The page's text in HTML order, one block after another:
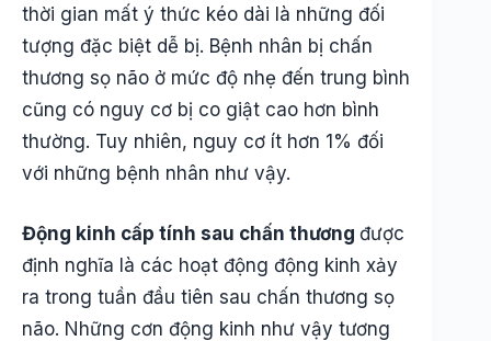
thời gian mất ý thức kéo dài là những đối
tượng đặc biệt dễ bị. Bệnh nhân bị chấn
thương sọ não ở mức độ nhẹ đến trung bình
cũng có nguy cơ bị co giật cao hơn bình
thường. Tuy nhiên, nguy cơ ít hơn 1% đối
với những bệnh nhân như vậy.
Động kinh cấp tính sau chấn thương được
định nghĩa là các hoạt động động kinh xảy
ra trong tuần đầu tiên sau chấn thương sọ
não. Những cơn động kinh như vậy tương